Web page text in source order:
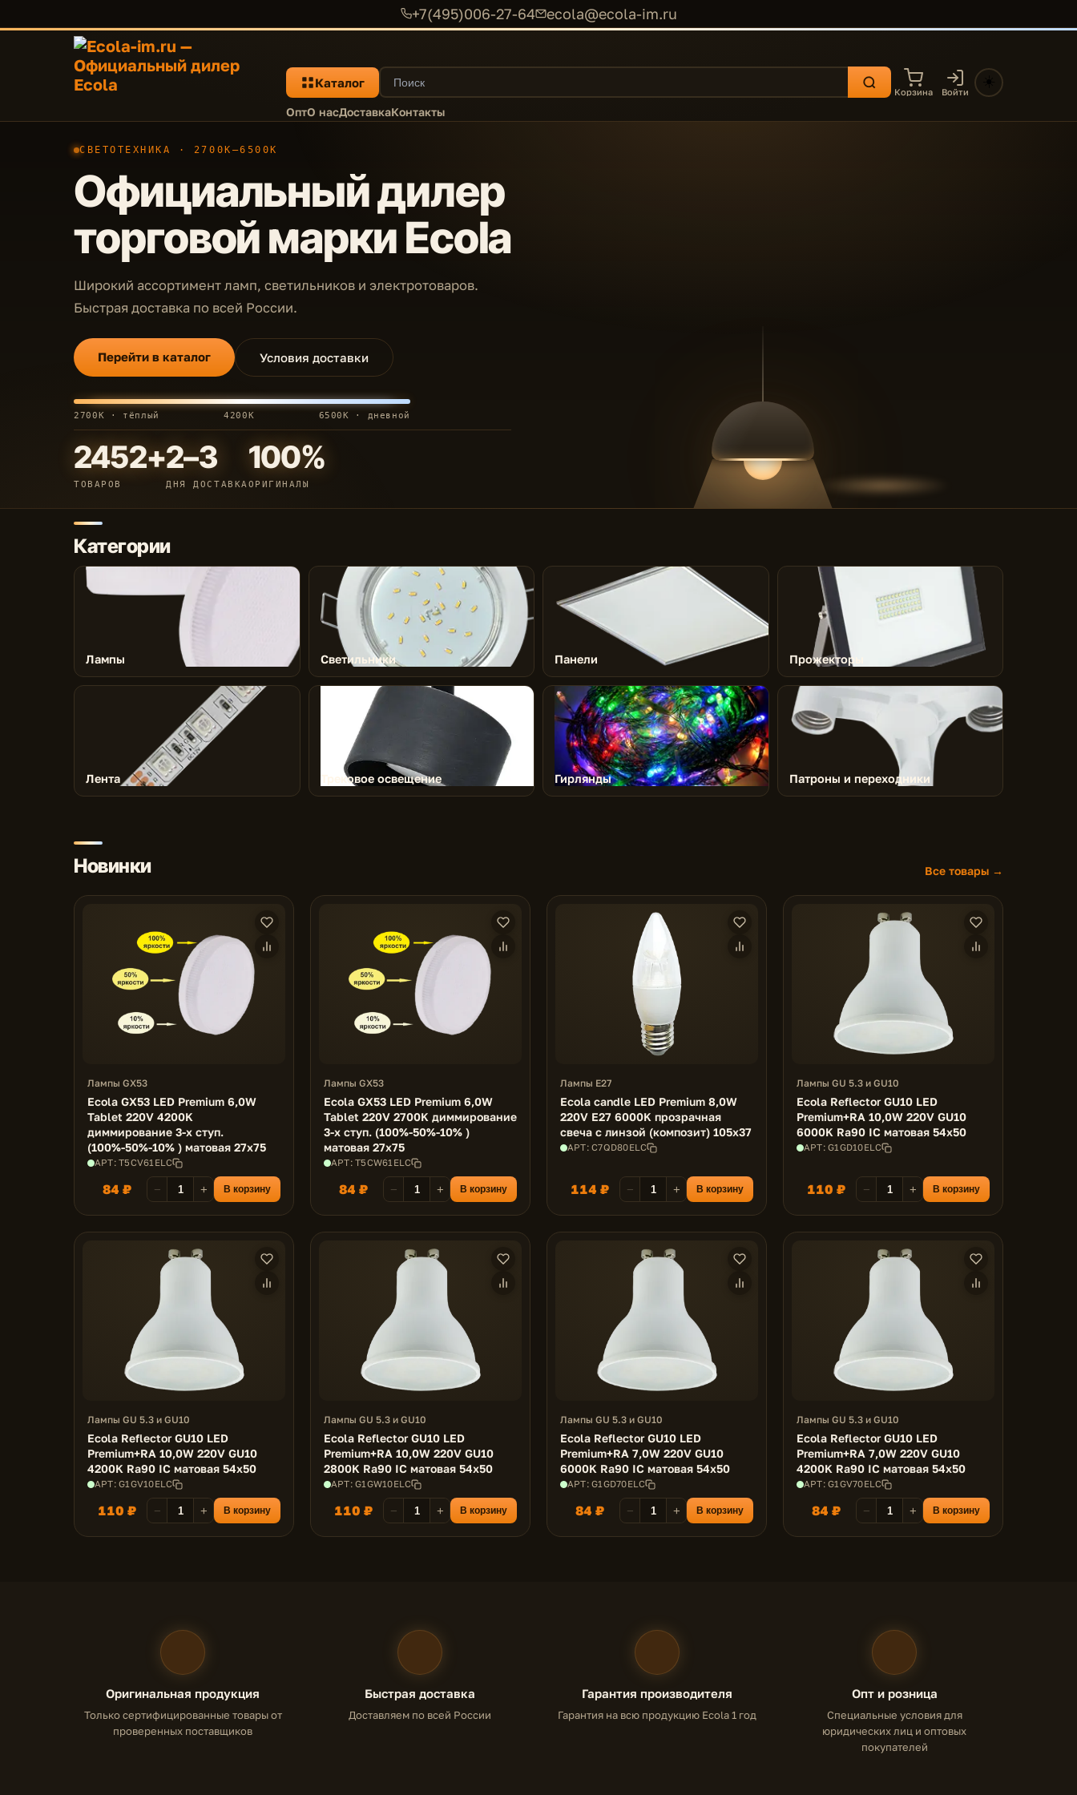
+7(495)006-27-64 ecola@ecola-im.ru
Каталог
Корзина Войти
ОптО насДоставкаКонтакты
СВЕТОТЕХНИКА · 2700K—6500K
Официальный дилер
торговой марки Ecola
Широкий ассортимент ламп, светильников и электротоваров.
Быстрая доставка по всей России.
Перейти в каталог Условия доставки
2700K · тёплый 4200K 6500K · дневной
2452+
ТОВАРОВ
2–3
ДНЯ ДОСТАВКА
100%
ОРИГИНАЛЫ
Категории
Лампы Светильники Панели Прожекторы
Лента Трековое освещение Гирлянды Патроны и переходники
Новинки Все товары →
Лампы GX53
Ecola GX53 LED Premium 6,0W
Tablet 220V 4200K
диммирование 3-х ступ.
(100%-50%-10% ) матовая 27x75
АРТ: T5CV61ELC
84 ₽ − + В корзину
Лампы GX53
Ecola GX53 LED Premium 6,0W
Tablet 220V 2700K диммирование
3-х ступ. (100%-50%-10% )
матовая 27x75
АРТ: T5CW61ELC
84 ₽ − + В корзину
Лампы E27
Ecola candle LED Premium 8,0W
220V E27 6000K прозрачная
свеча с линзой (композит) 105x37
АРТ: C7QD80ELC
114 ₽ − + В корзину
Лампы GU 5.3 и GU10
Ecola Reflector GU10 LED
Premium+RA 10,0W 220V GU10
6000K Ra90 IC матовая 54x50
АРТ: G1GD10ELC
110 ₽ − + В корзину
Лампы GU 5.3 и GU10
Ecola Reflector GU10 LED
Premium+RA 10,0W 220V GU10
4200K Ra90 IC матовая 54x50
АРТ: G1GV10ELC
110 ₽ − + В корзину
Лампы GU 5.3 и GU10
Ecola Reflector GU10 LED
Premium+RA 10,0W 220V GU10
2800K Ra90 IC матовая 54x50
АРТ: G1GW10ELC
110 ₽ − + В корзину
Лампы GU 5.3 и GU10
Ecola Reflector GU10 LED
Premium+RA 7,0W 220V GU10
6000K Ra90 IC матовая 54x50
АРТ: G1GD70ELC
84 ₽ − + В корзину
Лампы GU 5.3 и GU10
Ecola Reflector GU10 LED
Premium+RA 7,0W 220V GU10
4200K Ra90 IC матовая 54x50
АРТ: G1GV70ELC
84 ₽ − + В корзину
Оригинальная продукция
Только сертифицированные товары от
проверенных поставщиков
Быстрая доставка
Доставляем по всей России
Гарантия производителя
Гарантия на всю продукцию Ecola 1 год
Опт и розница
Специальные условия для
юридических лиц и оптовых
покупателей